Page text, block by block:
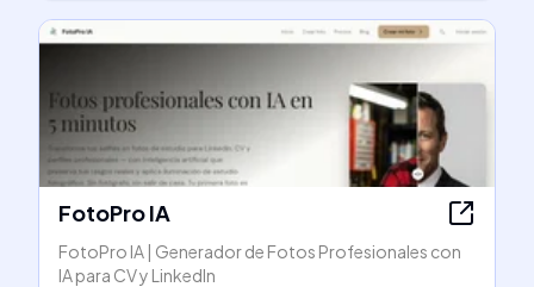
FotoPro IA
FotoPro IA | Generador de Fotos Profesionales con
IA para CV y LinkedIn